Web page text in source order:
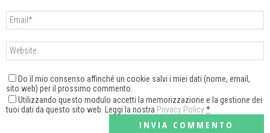
Do il mio consenso affinché un cookie salvi i miei dati (nome, email,
sito web) per il prossimo commento.
Utilizzando questo modulo accetti la memorizzazione e la gestione dei
tuoi dati da questo sito web. Leggi la nostra Privacy Policy*